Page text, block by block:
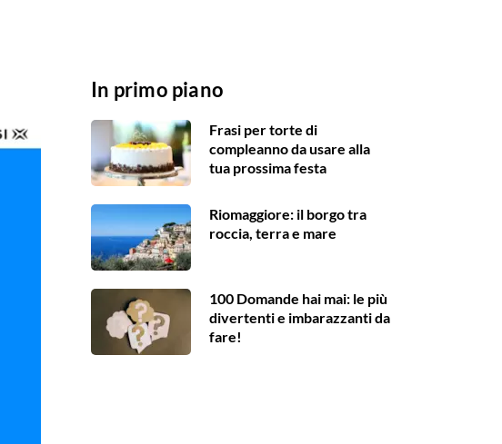
In primo piano
Frasi per torte di
compleanno da usare alla
tua prossima festa
Riomaggiore: il borgo tra
roccia, terra e mare
100 Domande hai mai: le più
divertenti e imbarazzanti da
fare!